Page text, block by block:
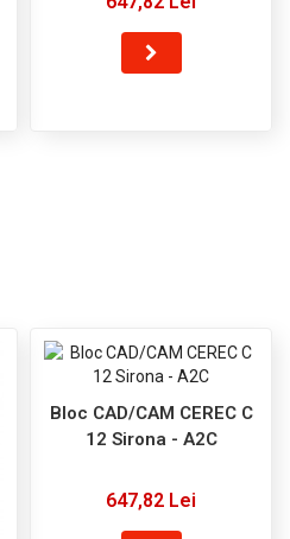
Bloc CAD/CAM CEREC C
12 Sirona - A2C
647,82 Lei